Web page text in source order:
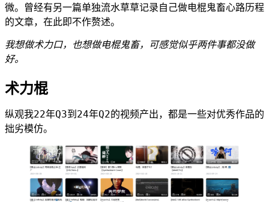
微。曾经有另一篇单独流水草草记录自己做电棍鬼畜心路历程
的文章，在此即不作赘述。
我想做术力口，也想做电棍鬼畜，可感觉似乎两件事都没做
好。
术力棍
纵观我22年Q3到24年Q2的视频产出，都是一些对优秀作品的
拙劣模仿。